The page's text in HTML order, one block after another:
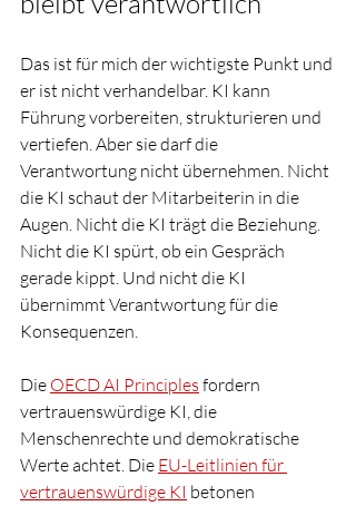
Das ist für mich der wichtigste Punkt und
er ist nicht verhandelbar. KI kann
Führung vorbereiten, strukturieren und
vertiefen. Aber sie darf die
Verantwortung nicht übernehmen. Nicht
die KI schaut der Mitarbeiterin in die
Augen. Nicht die KI trägt die Beziehung.
Nicht die KI spürt, ob ein Gespräch
gerade kippt. Und nicht die KI
übernimmt Verantwortung für die
Konsequenzen.
Die OECD AI Principles fordern
vertrauenswürdige KI, die
Menschenrechte und demokratische
Werte achtet. Die EU-Leitlinien für
vertrauenswürdige KI betonen